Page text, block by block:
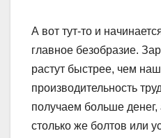
А вот тут-то и
главное безобразие.
растут быстрее, чем
производительность
получаем больше
столько же болтов или